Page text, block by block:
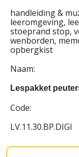
handleiding &
leeromgeving,
stoeprand stop,
wenborden,
opbergkist
Naam:
Lespakket
Code:
LV.11.30.BP.DIGI